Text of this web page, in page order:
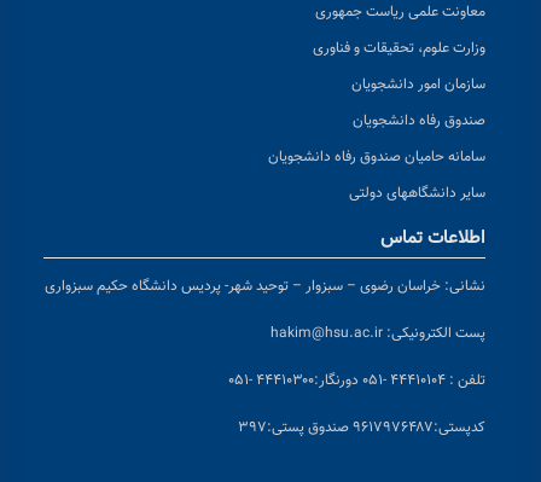
معاونت علمی ریاست جمهوری
وزارت علوم، تحقیقات و فناوری
سازمان امور دانشجویان
صندوق رفاه دانشجویان
سامانه حامیان صندوق رفاه دانشجویان
سایر دانشگاههای دولتی
اطلاعات تماس
نشانی: خراسان رضوی – سبزوار – توحید شهر- پردیس دانشگاه حکیم سبزواری
پست الکترونیکی: hakim@hsu.ac.ir
تلفن : ۴۴۴۱۰۱۰۴ -۰۵۱ دورنگار:۴۴۴۱۰۳۰۰ -۰۵۱
کدپستی:۹۶۱۷۹۷۶۴۸۷ صندوق پستی:۳۹۷